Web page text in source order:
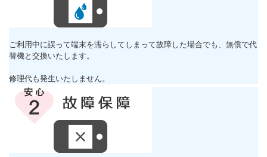
ご利用中に誤って端末を濡らしてしまって故障した場合でも、無償で代
替機と交換いたします。
修理代も発生いたしません。